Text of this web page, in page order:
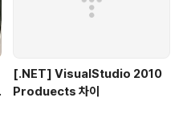
[.NET] VisualStudio 2010
Produects 차이